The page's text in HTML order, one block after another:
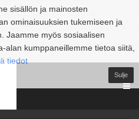
sisällön ja mainosten
ominaisuuksien tukemiseen ja
Jaamme myös sosiaalisen
alan kumppaneillemme tietoa siitä,
tiedot
Sulje